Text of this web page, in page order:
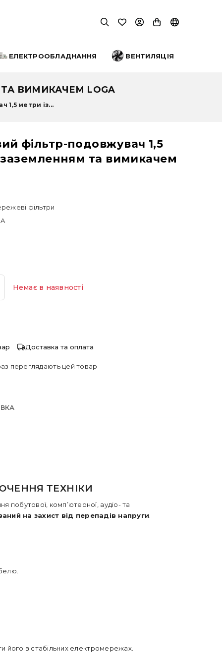
ЕЛЕКТРООБЛАДНАННЯ ВЕНТИЛЯЦІЯ
ВИМИКАЧЕМ LOGA
1,5 метри із...
фільтр-подовжувач 1,5
заземленням та вимикачем
фільтри
Немає в наявності
Доставка та оплата
переглядають цей товар
ТЕХНІКИ
комп’ютерної, аудіо- та
на захист від перепадів напруги
його в стабільних електромережах.